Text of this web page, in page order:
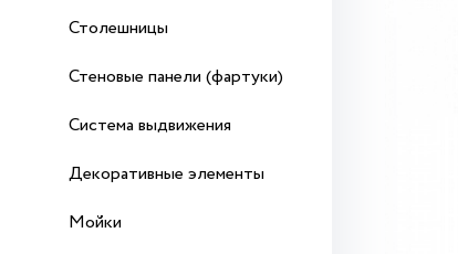
Столешницы
Стеновые панели (фартуки)
Система выдвижения
Декоративные элементы
Мойки